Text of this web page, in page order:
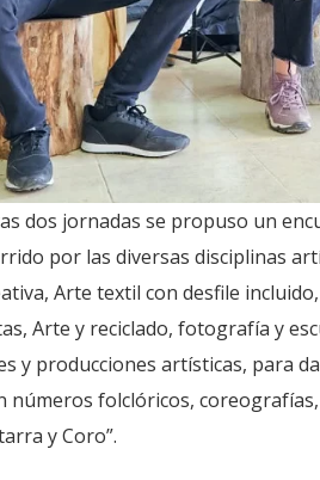
dos jornadas se propuso un
por las diversas disciplinas
Arte textil con desfile
Arte y reciclado, fotografía y
y producciones artísticas, para
números folclóricos,
y Coro”.